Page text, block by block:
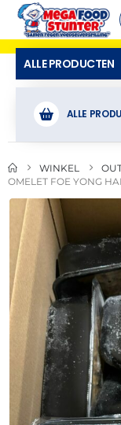
ALLE PRODUCTEN
ALLE
WINKEL
OMELET FOE YONG